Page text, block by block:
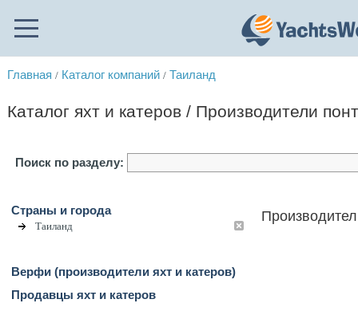
Главная / Каталог компаний / Таиланд
Каталог яхт и катеров / Производители
Поиск по разделу:
Страны и города
Таиланд
Верфи (производители яхт и катеров)
Продавцы яхт и катеров